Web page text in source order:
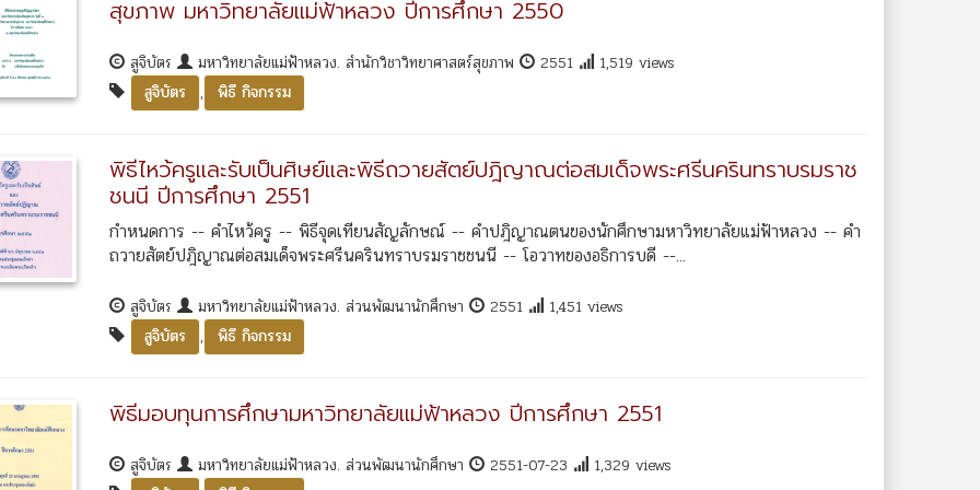
สุขภาพ มหาวิทยาลัยแม่ฟ้าหลวง ปีการศึกษา 2550
สูจิบัตร มหาวิทยาลัยแม่ฟ้าหลวง. สำนักวิชาวิทยาศาสตร์สุขภาพ 2551
1,519 views
สูจิบัตร
, พิธี กิจกรรม
พิธีไหว้ครูและรับเป็นศิษย์และพิธีถวายสัตย์ปฎิญาณต่อสมเด็จพระศรีนครินทราบรมราช
ชนนี ปีการศึกษา 2551
กำหนดการ -- คำไหว้ครู -- พิธีจุดเทียนสัญลักษณ์ -- คำปฎิญาณตนของนักศึกษามหาวิทยาลัยแม่ฟ้าหลวง -- คำ
ถวายสัตย์ปฎิญาณต่อสมเด็จพระศรีนครินทราบรมราชชนนี -- โอวาทของอธิการบดี --...
สูจิบัตร มหาวิทยาลัยแม่ฟ้าหลวง. ส่วนพัฒนานักศึกษา 2551
1,451 views
สูจิบัตร
, พิธี กิจกรรม
พิธีมอบทุนการศึกษามหาวิทยาลัยแม่ฟ้าหลวง ปีการศึกษา 2551
สูจิบัตร มหาวิทยาลัยแม่ฟ้าหลวง. ส่วนพัฒนานักศึกษา 2551-07-23
1,329 views